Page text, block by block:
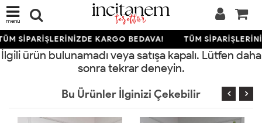
menü
SİPARİŞLERİNİZDE KARGO BEDAVA! TÜM
İlgili ürün bulunamadı veya satışa kapalı. Lütfen daha
sonra tekrar deneyin.
Bu Ürünler İlginizi Çekebilir